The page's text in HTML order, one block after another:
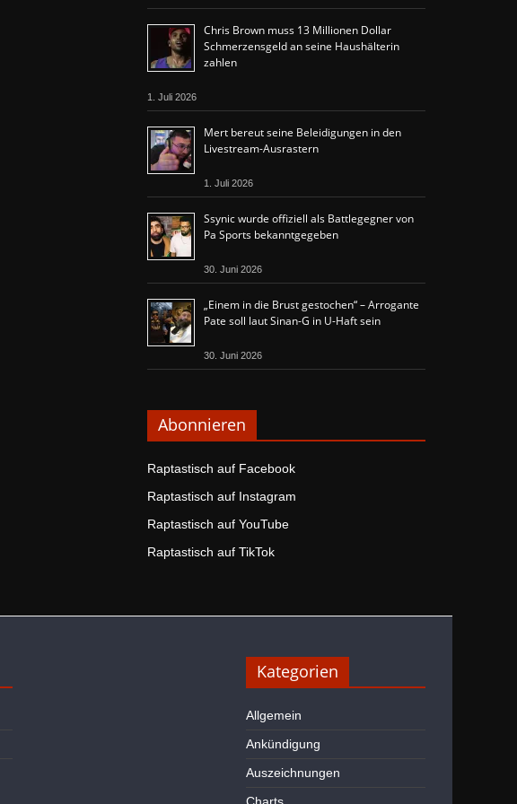
Chris Brown muss 13 Millionen Dollar
Schmerzensgeld an seine Haushälterin
zahlen
1. Juli 2026
Mert bereut seine Beleidigungen in den
Livestream-Ausrastern
1. Juli 2026
Ssynic wurde offiziell als Battlegegner von
Pa Sports bekanntgegeben
30. Juni 2026
„Einem in die Brust gestochen“ – Arrogante
Pate soll laut Sinan-G in U-Haft sein
30. Juni 2026
Abonnieren
Raptastisch auf Facebook
Raptastisch auf Instagram
Raptastisch auf YouTube
Raptastisch auf TikTok
Kategorien
Allgemein
Ankündigung
Auszeichnungen